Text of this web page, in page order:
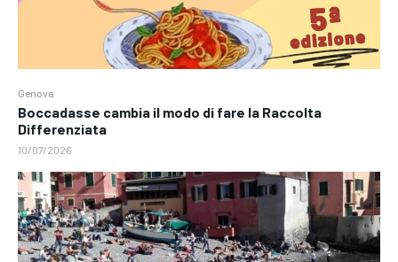
Genova
Boccadasse cambia il modo di fare la Raccolta
Differenziata
10/07/2026